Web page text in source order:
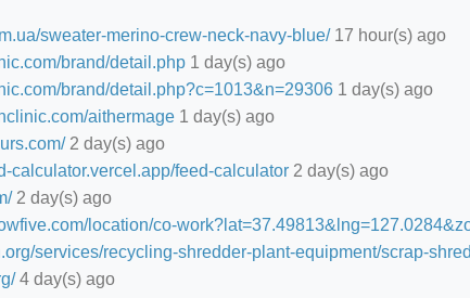
sweater-merino-crew-neck-navy-blue/17 hour(s) ago
brand/detail.php 1 day(s) ago
brand/detail.php?c=1013&n=29306 1 day(s) ago
aithermage 1 day(s) ago
2 day(s) ago
calculator.vercel.app/feed-calculator 2 day(s) ago
2 day(s) ago
location/co-
services/recycling-shredder-plant-equipment/scrap-
4 day(s) ago